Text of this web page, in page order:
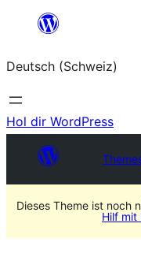
springen
Deutsch (Schweiz)
Hol dir WordPress
Dieses Theme ist noch
Hilf mit